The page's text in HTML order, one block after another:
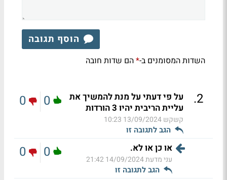
הוסף תגובה
השדות המסומנים ב-*הם שדות חובה
2
.
על פי דעתי על מנת להמשיך את
עליית הריבית יהיו 3 הורדות
קשקש13/09/2024 10:23
הגב לתגובה זו
0
0
או כן או לא.
עני מדעת14/09/2024 21:42
הגב לתגובה זו
0
0